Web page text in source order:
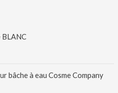
BLANC
bâche à eau Cosme Company